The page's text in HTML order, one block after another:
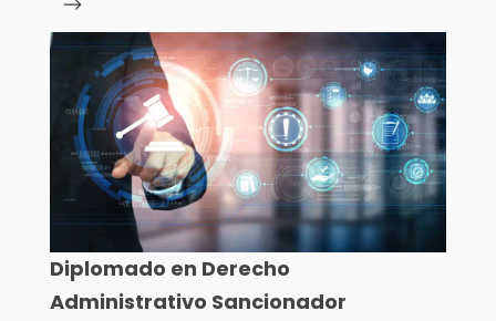
Diplomado en Derecho
Administrativo Sancionador